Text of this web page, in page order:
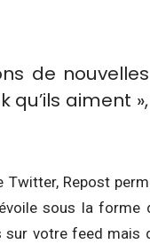
de
qu’ils aiment
Repost
sous la forme
sur votre feed mais